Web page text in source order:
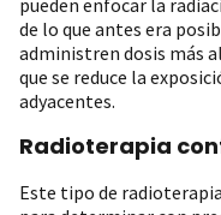
de lo que antes era
administren dosis más
que se reduce la
adyacentes.
Radioterapia
Este tipo de